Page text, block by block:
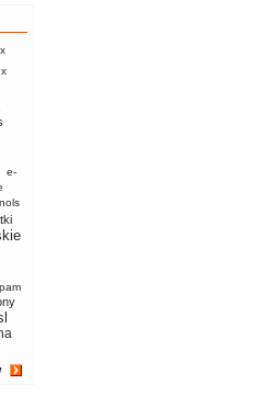
e-
nols